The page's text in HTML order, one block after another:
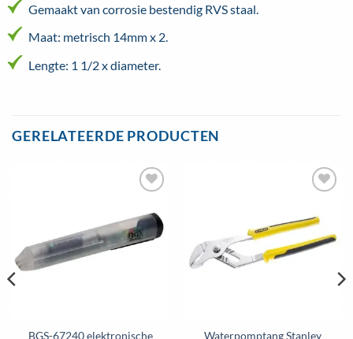
Gemaakt van corrosie bestendig RVS staal.
Maat: metrisch 14mm x 2.
Lengte: 1 1/2 x diameter.
GERELATEERDE PRODUCTEN
aan
wenslijst
BGS-67240 elektronische
wenslijst
Waterpomptang Stanley